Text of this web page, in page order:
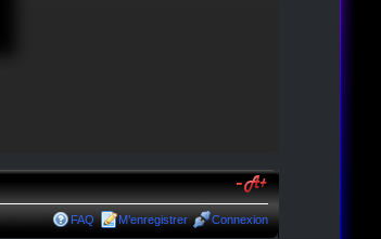
FAQ M’enregistrer Connexion